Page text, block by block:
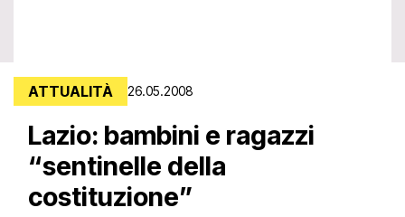
ATTUALITÀ 26.05.2008
Lazio: bambini e ragazzi
“sentinelle della
costituzione”